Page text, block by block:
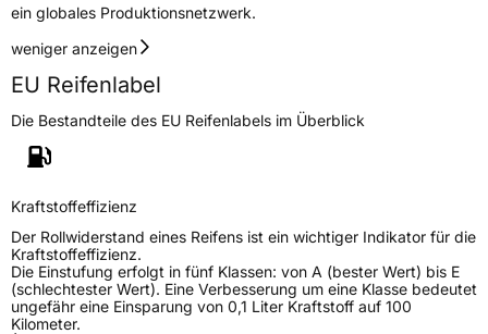
3PMSF / Schneeflockensymbol / Alpine-Symbol
EPREL ID1400739
ein globales Produktionsnetzwerk.
weniger anzeigen
EU Reifenlabel
Die Bestandteile des EU Reifenlabels im Überblick
Kraftstoffeffizienz
Der Rollwiderstand eines Reifens ist ein wichtiger Indikator für die
Kraftstoffeffizienz.
Die Einstufung erfolgt in fünf Klassen: von A (bester Wert) bis E
(schlechtester Wert). Eine Verbesserung um eine Klasse bedeutet
ungefähr eine Einsparung von 0,1 Liter Kraftstoff auf 100
Kilometer.